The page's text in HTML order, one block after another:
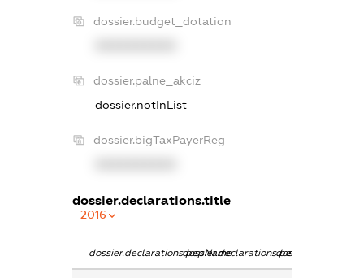
dossier.budget_dotation
dossier.palne_akciz
dossier.notInList
dossier.bigTaxPayerReg
dossier.declarations.title
2016
dossier.declarations.pepNamedossier.declarations.personName